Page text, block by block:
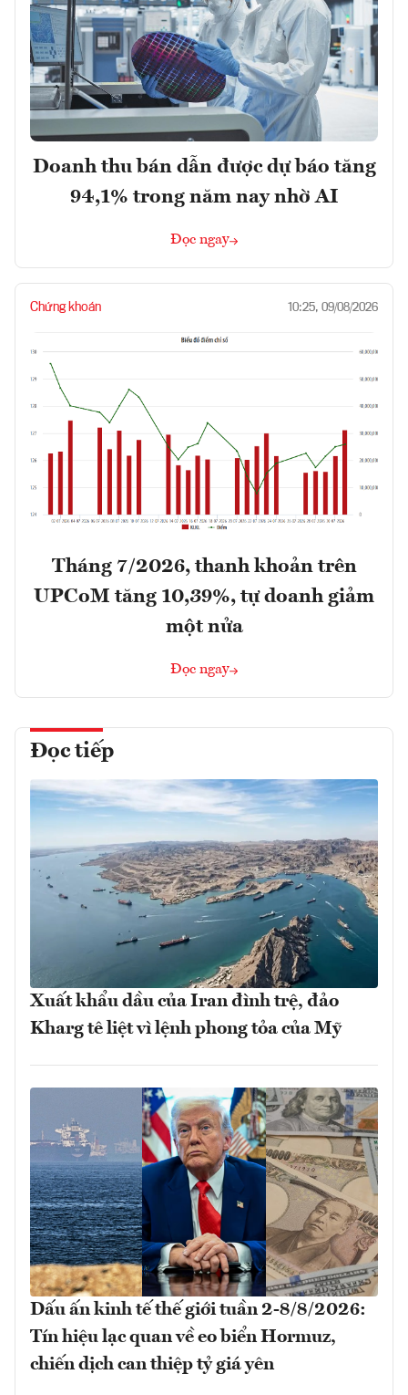
Doanh thu bán dẫn được dự báo tăng
94,1% trong năm nay nhờ AI
Đọc ngay
Chứng khoán 10:25, 09/08/2026
Tháng 7/2026, thanh khoản trên
UPCoM tăng 10,39%, tự doanh giảm
một nửa
Đọc ngay
Đọc tiếp
Xuất khẩu dầu của Iran đình trệ, đảo
Kharg tê liệt vì lệnh phong tỏa của Mỹ
Dấu ấn kinh tế thế giới tuần 2-8/8/2026:
Tín hiệu lạc quan về eo biển Hormuz,
chiến dịch can thiệp tỷ giá yên